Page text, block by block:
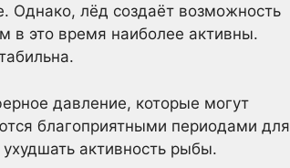
Однако, лёд создаёт возможность
в это время наиболее активны.
давление, которые могут
благоприятными периодами для
активность рыбы.